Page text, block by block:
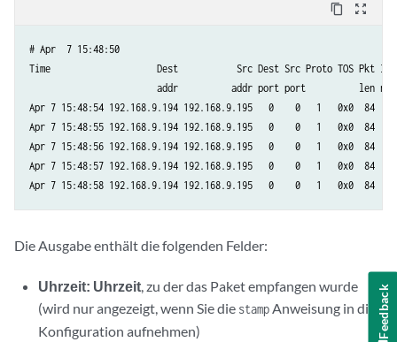
content_copy zoom_out_map
# Apr  7 15:48:50
Time                    Dest           Src Dest Src Proto TOS Pkt
addr          addr port port          len
Apr 7 15:48:54 192.168.9.194 192.168.9.195   0    0   1   0x0  84
Apr 7 15:48:55 192.168.9.194 192.168.9.195   0    0   1   0x0  84
Apr 7 15:48:56 192.168.9.194 192.168.9.195   0    0   1   0x0  84
Apr 7 15:48:57 192.168.9.194 192.168.9.195   0    0   1   0x0  84
Apr 7 15:48:58 192.168.9.194 192.168.9.195   0    0   1   0x0  84
Die Ausgabe enthält die folgenden Felder:
Uhrzeit: Uhrzeit, zu der das Paket empfangen wurde
(wird nur angezeigt, wenn Sie die stampAnweisung in die
Konfiguration aufnehmen)
Feedback